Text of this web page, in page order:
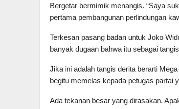
Bergetar bermimik menangis. “Saya
pertama pembangunan perlindungan
Terkesan pasang badan untuk Joko
banyak dugaan bahwa itu sebagai
Jika ini adalah tangis derita berarti
begitu memelas kepada petugas partai
Ada tekanan besar yang dirasakan.